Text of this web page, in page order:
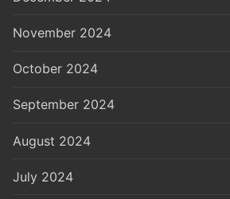
November 2024
October 2024
September 2024
August 2024
July 2024